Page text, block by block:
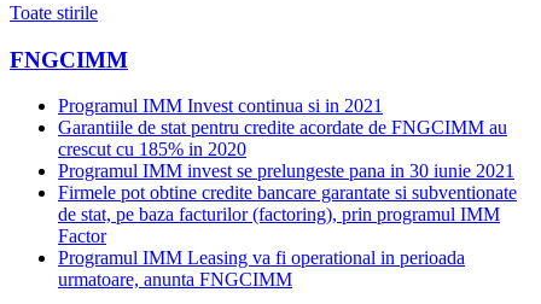
Toate stirile
FNGCIMM
Programul IMM Invest continua si in 2021
Garantiile de stat pentru credite acordate de FNGCIMM au
crescut cu 185% in 2020
Programul IMM invest se prelungeste pana in 30 iunie 2021
Firmele pot obtine credite bancare garantate si subventionate
de stat, pe baza facturilor (factoring), prin programul IMM
Factor
Programul IMM Leasing va fi operational in perioada
urmatoare, anunta FNGCIMM